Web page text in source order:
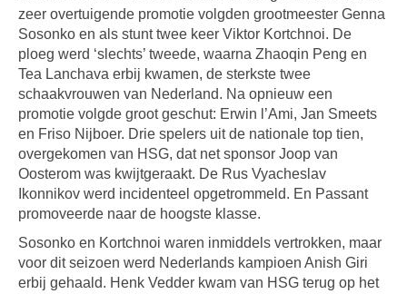
zeer overtuigende promotie volgden grootmeester Genna
Sosonko en als stunt twee keer Viktor Kortchnoi. De
ploeg werd ‘slechts’ tweede, waarna Zhaoqin Peng en
Tea Lanchava erbij kwamen, de sterkste twee
schaakvrouwen van Nederland. Na opnieuw een
promotie volgde groot geschut: Erwin l’Ami, Jan Smeets
en Friso Nijboer. Drie spelers uit de nationale top tien,
overgekomen van HSG, dat net sponsor Joop van
Oosterom was kwijtgeraakt. De Rus Vyacheslav
Ikonnikov werd incidenteel opgetrommeld. En Passant
promoveerde naar de hoogste klasse.
Sosonko en Kortchnoi waren inmiddels vertrokken, maar
voor dit seizoen werd Nederlands kampioen Anish Giri
erbij gehaald. Henk Vedder kwam van HSG terug op het